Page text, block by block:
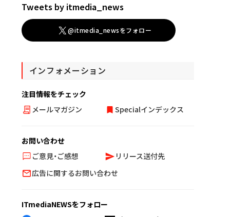
Tweets by itmedia_news
@itmedia_newsをフォロー
インフォメーション
注目情報をチェック
メールマガジン
Specialインデックス
お問い合わせ
ご意見・ご感想
リリース送付先
広告に関するお問い合わせ
ITmediaNEWSをフォロー